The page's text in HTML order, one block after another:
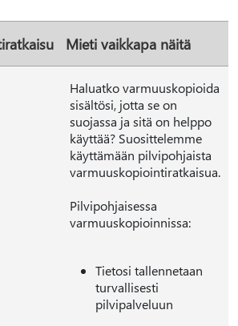
Mieti vaikkapa näitä
Haluatko varmuuskopioida
sisältösi, jotta se on
suojassa ja sitä on helppo
käyttää? Suosittelemme
käyttämään pilvipohjaista
varmuuskopiointiratkaisua.
Pilvipohjaisessa
varmuuskopioinnissa:
Tietosi tallennetaan
turvallisesti
pilvipalveluun